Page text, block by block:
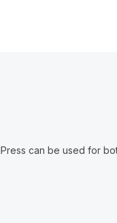
can be used for